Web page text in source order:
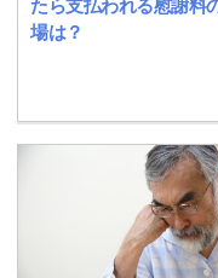
たら支払われる慰謝料
場は？